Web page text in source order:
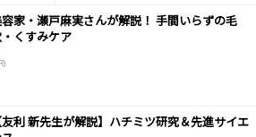
家・瀬戸麻実さんが解説！ 手間いらずの毛
くすみケア
友利 新先生が解説】ハチミツ研究＆先進サイエ